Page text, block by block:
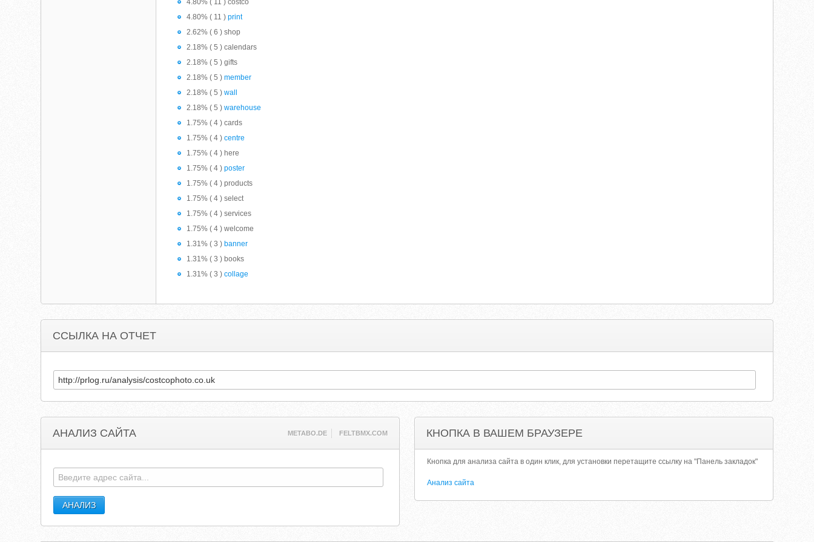
4.80% ( 11 ) costco
4.80% ( 11 )print
2.62% ( 6 ) shop
2.18% ( 5 ) calendars
2.18% ( 5 ) gifts
2.18% ( 5 )member
2.18% ( 5 )wall
2.18% ( 5 )warehouse
1.75% ( 4 ) cards
1.75% ( 4 )centre
1.75% ( 4 ) here
1.75% ( 4 )poster
1.75% ( 4 ) products
1.75% ( 4 ) select
1.75% ( 4 ) services
1.75% ( 4 ) welcome
1.31% ( 3 ) banner
1.31% ( 3 ) books
1.31% ( 3 )collage
ССЫЛКА НА ОТЧЕТ
АНАЛИЗ САЙТА METABO.DE FELTBMX.COM КНОПКА В ВАШЕМ БРАУЗЕРЕ
Кнопка для анализа сайта в один клик, для установки перетащите ссылку на "Панель закладок"
Анализ сайта